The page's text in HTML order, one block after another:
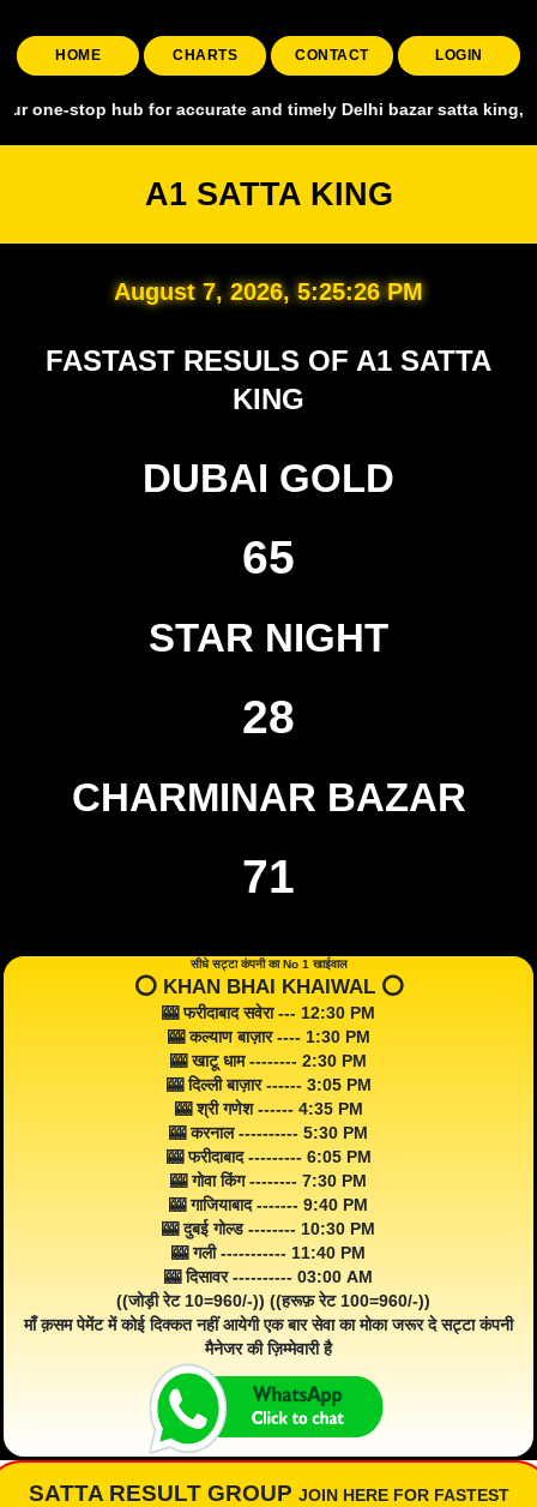
HOME CHARTS CONTACT LOGIN
hub for accurate and timely Delhi bazar satta king, covering
A1 SATTA KING
August 7, 2026, 5:25:27 PM
FASTAST RESULS OF A1 SATTA
KING
DUBAI GOLD
65
STAR NIGHT
28
CHARMINAR BAZAR
71
सीधे सट्टा कंपनी का No 1 खाईवाल
⭕️ KHAN BHAI KHAIWAL ⭕️
🎰 फरीदाबाद सवेरा --- 12:30 PM
🎰 कल्याण बाज़ार ---- 1:30 PM
🎰 खाटू धाम -------- 2:30 PM
🎰 दिल्ली बाज़ार ------ 3:05 PM
🎰 श्री गणेश ------ 4:35 PM
🎰 करनाल ---------- 5:30 PM
🎰 फरीदाबाद --------- 6:05 PM
🎰 गोवा किंग -------- 7:30 PM
🎰 गाजियाबाद ------- 9:40 PM
🎰 दुबई गोल्ड -------- 10:30 PM
🎰 गली ----------- 11:40 PM
🎰 दिसावर ---------- 03:00 AM
((जोड़ी रेट 10=960/-)) ((हरूफ़ रेट 100=960/-))
माँ क़सम पेमेंट में कोई दिक्कत नहीं आयेगी एक बार सेवा का मोका जरूर दे सट्टा कंपनी
मैनेजर की ज़िम्मेवारी है
SATTA RESULT GROUP JOIN HERE FOR FASTEST